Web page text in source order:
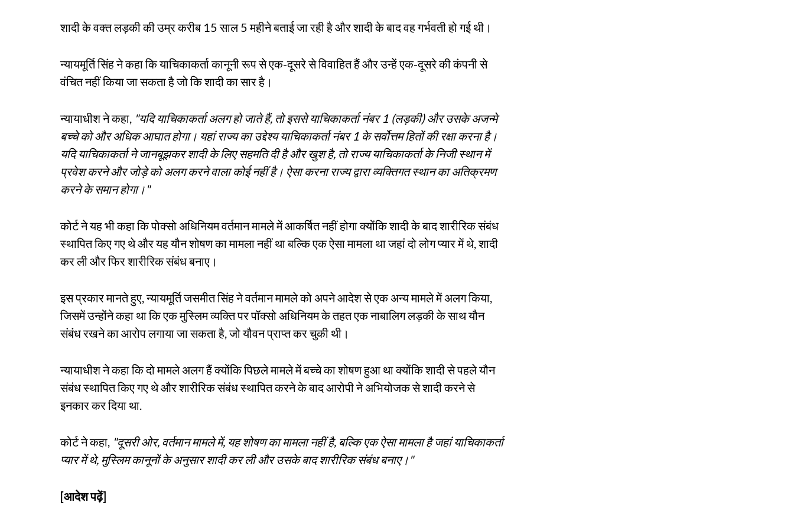
शादी के वक्त लड़की की उम्र करीब 15 साल 5 महीने बताई जा रही है और शादी के बाद वह गर्भवती हो गई थी।
न्यायमूर्ति सिंह ने कहा कि याचिकाकर्ता कानूनी रूप से एक-दूसरे से विवाहित हैं और उन्हें एक-दूसरे की कंपनी से
वंचित नहीं किया जा सकता है जो कि शादी का सार है।
न्यायाधीश ने कहा, "यदि याचिकाकर्ता अलग हो जाते हैं, तो इससे याचिकाकर्ता नंबर 1 (लड़की) और उसके अजन्मे
बच्चे को और अधिक आघात होगा। यहां राज्य का उद्देश्य याचिकाकर्ता नंबर 1 के सर्वोत्तम हितों की रक्षा करना है।
यदि याचिकाकर्ता ने जानबूझकर शादी के लिए सहमति दी है और खुश है, तो राज्य याचिकाकर्ता के निजी स्थान में
प्रवेश करने और जोड़े को अलग करने वाला कोई नहीं है। ऐसा करना राज्य द्वारा व्यक्तिगत स्थान का अतिक्रमण
करने के समान होगा।"
कोर्ट ने यह भी कहा कि पोक्सो अधिनियम वर्तमान मामले में आकर्षित नहीं होगा क्योंकि शादी के बाद शारीरिक संबंध
स्थापित किए गए थे और यह यौन शोषण का मामला नहीं था बल्कि एक ऐसा मामला था जहां दो लोग प्यार में थे, शादी
कर ली और फिर शारीरिक संबंध बनाए।
इस प्रकार मानते हुए, न्यायमूर्ति जसमीत सिंह ने वर्तमान मामले को अपने आदेश से एक अन्य मामले में अलग किया,
जिसमें उन्होंने कहा था कि एक मुस्लिम व्यक्ति पर पॉक्सो अधिनियम के तहत एक नाबालिग लड़की के साथ यौन
संबंध रखने का आरोप लगाया जा सकता है, जो यौवन प्राप्त कर चुकी थी।
न्यायाधीश ने कहा कि दो मामले अलग हैं क्योंकि पिछले मामले में बच्चे का शोषण हुआ था क्योंकि शादी से पहले यौन
संबंध स्थापित किए गए थे और शारीरिक संबंध स्थापित करने के बाद आरोपी ने अभियोजक से शादी करने से
इनकार कर दिया था.
कोर्ट ने कहा, "दूसरी ओर, वर्तमान मामले में, यह शोषण का मामला नहीं है, बल्कि एक ऐसा मामला है जहां याचिकाकर्ता
प्यार में थे, मुस्लिम कानूनों के अनुसार शादी कर ली और उसके बाद शारीरिक संबंध बनाए।"
[आदेश पढ़ें]